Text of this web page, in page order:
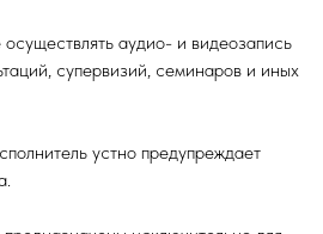
аудио- и видеозапись
супервизий, семинаров и иных
устно предупреждает